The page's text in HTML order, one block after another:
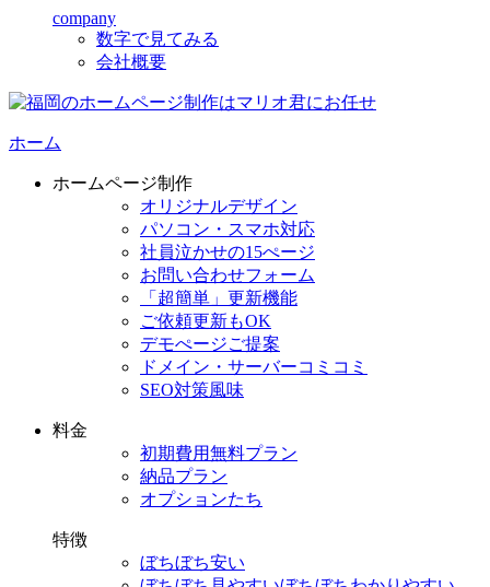
company
数字で見てみる
会社概要
ホーム
ホームページ制作
オリジナルデザイン
パソコン・スマホ対応
社員泣かせの15ぺージ
お問い合わせフォーム
「超簡単」更新機能
ご依頼更新もOK
デモぺージご提案
ドメイン・サーバーコミコミ
SEO対策風味
料金
初期費用無料プラン
納品プラン
オプションたち
特徴
ぼちぼち安い